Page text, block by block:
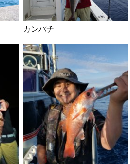
カンパチ